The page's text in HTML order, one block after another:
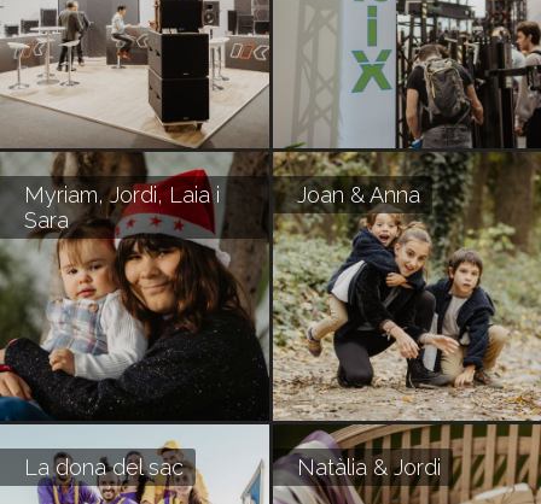
Myriam, Jordi, Laia i
Sara
Joan & Anna
La dona del sac Natàlia & Jordi